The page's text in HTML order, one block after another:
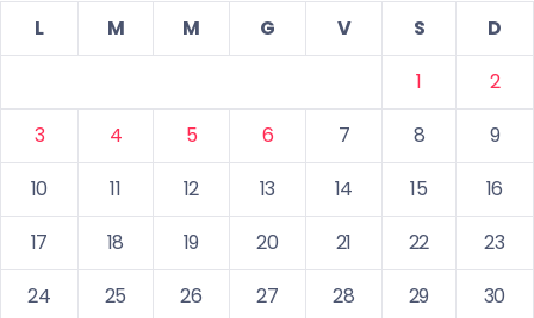
L
M M G V S
D
1
2
3
4 5 6 7 8
9
10
11 12 13 14 15
16
17
18 19 20 21 22
23
24
25 26 27 28 29
30